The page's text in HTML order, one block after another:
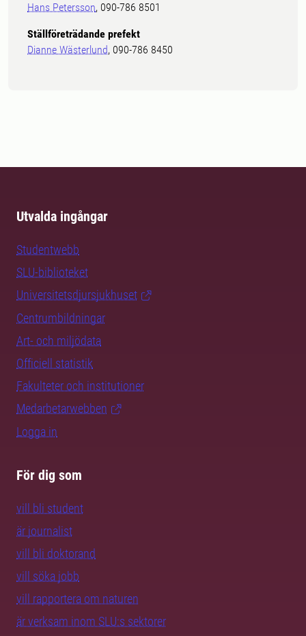
Hans Petersson, 090-786 8501
Ställföreträdande prefekt
Dianne Wästerlund, 090-786 8450
Utvalda ingångar
Studentwebb
SLU-biblioteket
Universitetsdjursjukhuset
Centrumbildningar
Art- och miljödata
Officiell statistik
Fakulteter och institutioner
Medarbetarwebben
Logga in
För dig som
vill bli student
är journalist
vill bli doktorand
vill söka jobb
vill rapportera om naturen
är verksam inom SLU:s sektorer